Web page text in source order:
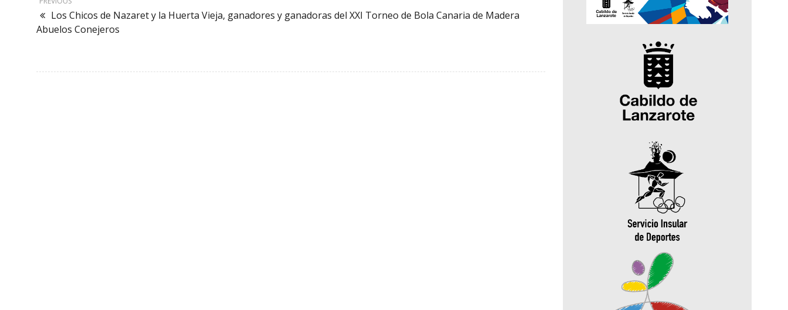
Los Chicos de Nazaret y la Huerta Vieja, ganadores y ganadoras del XXI Torneo de Bola Canaria de Madera
Abuelos Conejeros